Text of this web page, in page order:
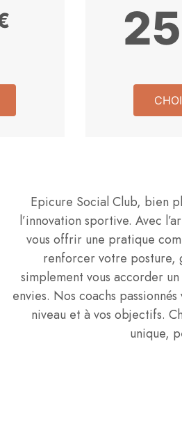
Epicure Social Club, bien
l’innovation sportive. Avec
vous offrir une pratique
renforcer votre posture,
simplement vous accorder
envies. Nos coachs
niveau et à vos objectifs.
unique,